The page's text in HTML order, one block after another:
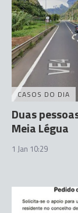
CASOS DO DIA
Duas
Meia Légua
1 Jan 10:29